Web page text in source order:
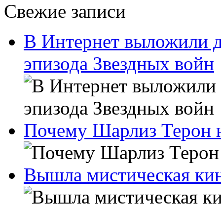
Свежие записи
В Интернет выложили
эпизода Звездных войн
Почему Шарлиз Терон
Вышла мистическая